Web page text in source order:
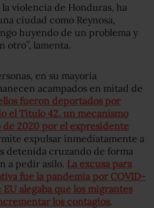
violencia de Honduras, ha
ciudad como Reynosa,
huyendo de un problema y
otro”, lamenta.
en su mayoría
acampados en mitad de
fueron deportados por
el Título 42, un mecanismo
de 2020 por el expresidente
expulsar inmediatamente a
detenida cruzando de forma
a pedir asilo. La excusa para
fue la pandemia por COVID-
alegaba que los migrantes
los contagios.